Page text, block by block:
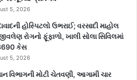
5, 2026
હોસ્પિટલો ઉભરાઈ; વરસાદી માહોલ
રોગનો ફૂંફાળો, ખાલી સોલા સિવિલમાં
કેસ
5, 2026
વિભાગની મોટી ચેતવણી, આગામી ચાર